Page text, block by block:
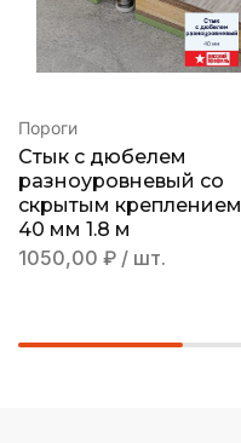
Пороги
Стык с дюбелем
разноуровневый со
скрытым креплением
40 мм 1.8 м
1050,00 ₽ / шт.